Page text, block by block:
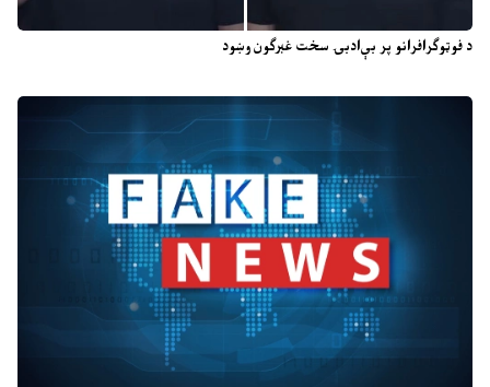
د فوټوګرافرانو پر بې‌ادبۍ سخت غبرګون وښود